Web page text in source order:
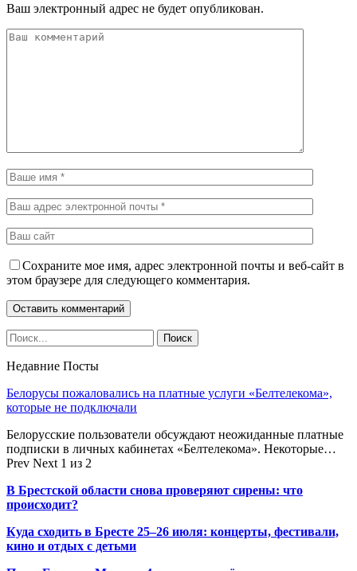
Ваш электронный адрес не будет опубликован.
Сохраните мое имя, адрес электронной почты и веб-сайт в
этом браузере для следующего комментария.
Недавние Посты
Белорусы пожаловались на платные услуги «Белтелекома»,
которые не подключали
Белорусские пользователи обсуждают неожиданные платные
подписки в личных кабинетах «Белтелекома». Некоторые…
Prev Next 1 из 2
В Брестской области снова проверяют сирены: что
происходит?
Куда сходить в Бресте 25–26 июля: концерты, фестивали,
кино и отдых с детьми